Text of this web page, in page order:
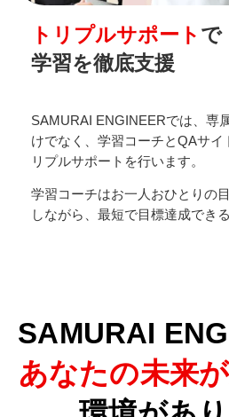
トリプルサポート で
学習を徹底支援
SAMURAI ENGINEERでは、専
けでなく、学習コーチとQAサイ
リプルサポートを行います。
学習コーチはお一人おひとりの
しながら、最短で目標達成でき
SAMURAI
あなたの未来